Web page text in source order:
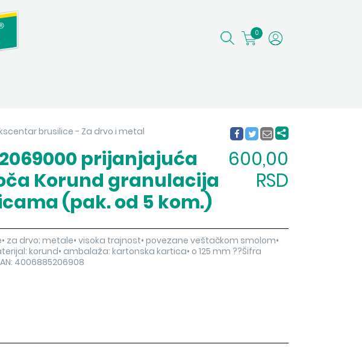
0
brusilice - Za drvo i metal
prijanjajuća
Korund granulacija
(pak. od 5 kom.)
600,00
RSD
za drvo; metale• visoka trajnost• povezane veštačkom smolom•
korund• ambalaža: kartonska kartica• o 125 mm ??Šifra
4006885206908